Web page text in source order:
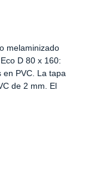
melaminizado
D 80 x 160:
PVC. La tapa
de 2 mm. El